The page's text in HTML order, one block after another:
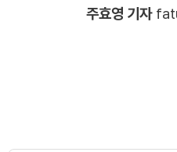
주효영 기자